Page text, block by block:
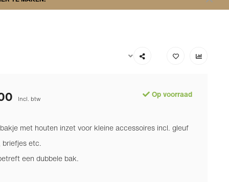
Incl. btw Op voorraad
met houten inzet voor kleine accessoires incl. gleuf
etc.
een dubbele bak.